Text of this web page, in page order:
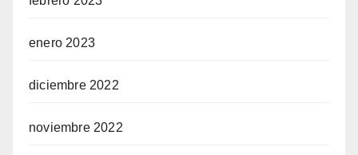
enero 2023
diciembre 2022
noviembre 2022